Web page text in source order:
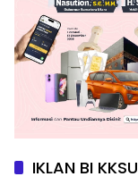
IKLAN BI KKSU